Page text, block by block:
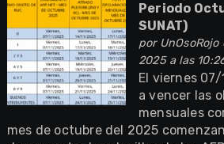
Periodo
SUNAT)
por UnOsoRojo
2025 a las
El viernes
a vencer las
mensuales
mes de octubre del 2025